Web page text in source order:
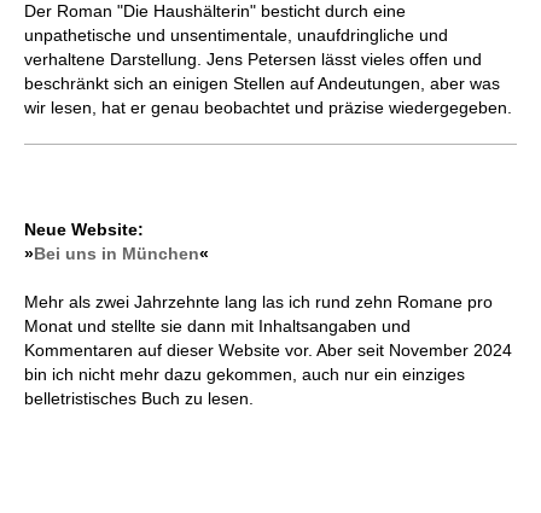
Der Roman "Die Haushälterin" besticht durch eine
unpathetische und unsentimentale, unaufdringliche und
verhaltene Darstellung. Jens Petersen lässt vieles offen und
beschränkt sich an einigen Stellen auf Andeutungen, aber was
wir lesen, hat er genau beobachtet und präzise wiedergegeben.
Neue Website:
»Bei uns in München«
Mehr als zwei Jahrzehnte lang las ich rund zehn Romane pro
Monat und stellte sie dann mit Inhaltsangaben und
Kommentaren auf dieser Website vor. Aber seit November 2024
bin ich nicht mehr dazu gekommen, auch nur ein einziges
belletristisches Buch zu lesen.